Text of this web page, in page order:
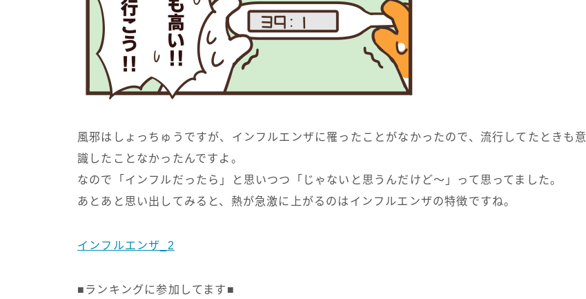
風邪はしょっちゅうですが、インフルエンザに罹ったことがなかったので、流行してたときも意
識したことなかったんですよ。
なので「インフルだったら」と思いつつ「じゃないと思うんだけど～」って思ってました。
あとあと思い出してみると、熱が急激に上がるのはインフルエンザの特徴ですね。
インフルエンザ_2
■ランキングに参加してます■